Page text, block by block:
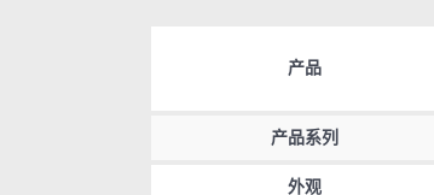
产品
产品系列
外观